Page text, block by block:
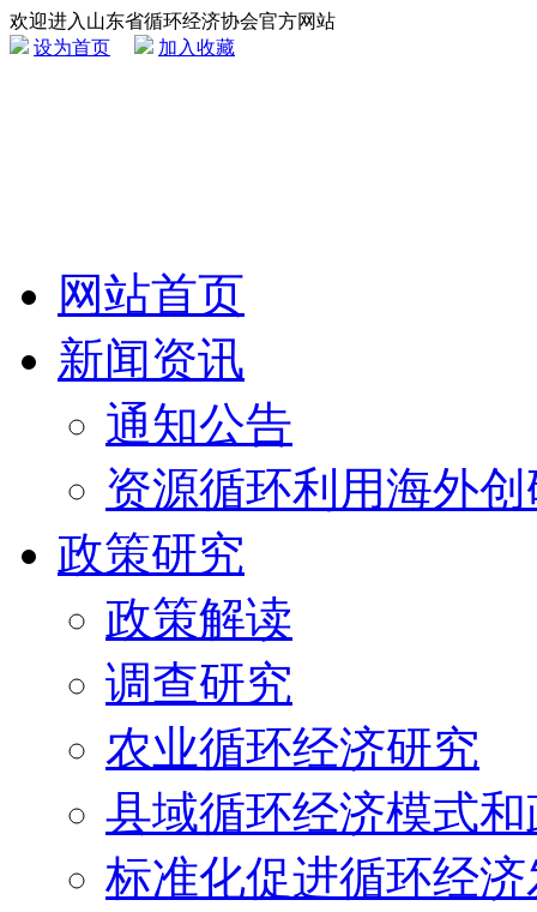
欢迎进入山东省循环经济协会官方网站
设为首页
加入收藏
网站首页
新闻资讯
通知公告
资源循环利用海外
政策研究
政策解读
调查研究
农业循环经济研究
县域循环经济模式
标准化促进循环经